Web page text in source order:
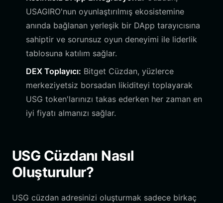
USAGIRO'nun oyunlaştırılmış ekosistemine
anında bağlanan yerleşik bir DApp tarayıcısına
sahiptir ve sorunsuz oyun deneyimi ile liderlik
tablosuna katılım sağlar.
DEX Toplayıcı: Bitget Cüzdan, yüzlerce
merkeziyetsiz borsadan likiditeyi toplayarak
USG token'larınızı takas ederken her zaman en
iyi fiyatı almanızı sağlar.
USG Cüzdanı Nasıl
Oluşturulur?
USG cüzdan adresinizi oluşturmak sadece birkaç